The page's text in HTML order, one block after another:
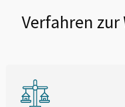
Verfahren zur